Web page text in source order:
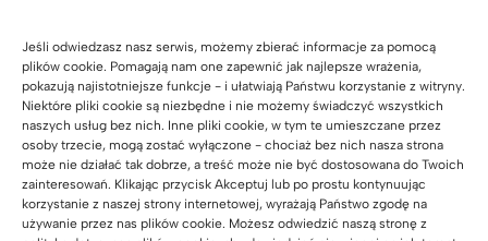
Jeśli odwiedzasz nasz serwis, możemy zbierać informacje za pomocą
plików cookie. Pomagają nam one zapewnić jak najlepsze wrażenia,
pokazują najistotniejsze funkcje - i ułatwiają Państwu korzystanie z witryny.
Niektóre pliki cookie są niezbędne i nie możemy świadczyć wszystkich
naszych usług bez nich. Inne pliki cookie, w tym te umieszczane przez
osoby trzecie, mogą zostać wyłączone - chociaż bez nich nasza strona
może nie działać tak dobrze, a treść może nie być dostosowana do Twoich
zainteresowań. Klikając przycisk Akceptuj lub po prostu kontynuując
korzystanie z naszej strony internetowej, wyrażają Państwo zgodę na
używanie przez nas plików cookie. Możesz odwiedzić naszą stronę z
czernią i mapa świata – realizacja
dla biura projektowego Pana
Rafała z Warszawy
06 sierpnia 2026
Jak wyposażyliśmy nowy oddział